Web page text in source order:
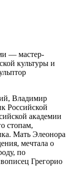
— мастер-
культуры и
Владимир
Российской
академии
стопам,
Мать Элеонора
мечтала о
по
Грегорио